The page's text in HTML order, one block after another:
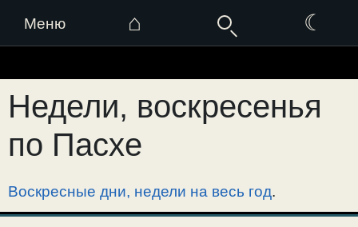
Меню ⌂ ☾
к
содержимому
Недели, воскресенья
по Пасхе
Воскресные дни, недели на весь год.